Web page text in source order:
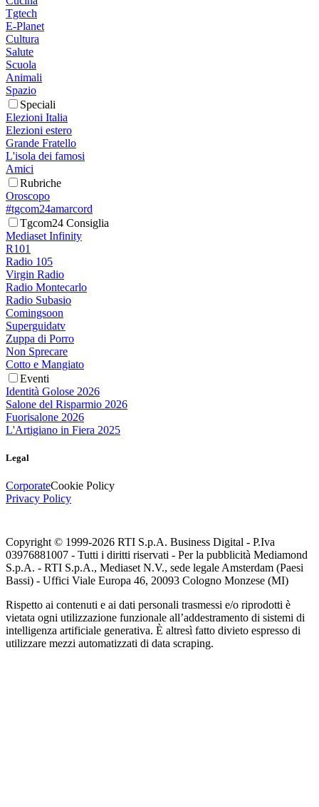
Tgtech
E-Planet
Cultura
Salute
Scuola
Animali
Spazio
Speciali
Elezioni Italia
Elezioni estero
Grande Fratello
L'isola dei famosi
Amici
Rubriche
Oroscopo
#tgcom24amarcord
Tgcom24 Consiglia
Mediaset Infinity
R101
Radio 105
Virgin Radio
Radio Montecarlo
Radio Subasio
Comingsoon
Superguidatv
Zuppa di Porro
Non Sprecare
Cotto e Mangiato
Eventi
Identità Golose 2026
Salone del Risparmio 2026
Fuorisalone 2026
L'Artigiano in Fiera 2025
Legal
CorporateCookie Policy
Privacy Policy
Copyright © 1999-2026 RTI S.p.A. Business Digital - P.Iva
03976881007 - Tutti i diritti riservati - Per la pubblicità Mediamond
S.p.A. - RTI S.p.A., Mediaset N.V., sede legale Amsterdam (Paesi
Bassi) - Uffici Viale Europa 46, 20093 Cologno Monzese (MI)
Rispetto ai contenuti e ai dati personali trasmessi e/o riprodotti è
vietata ogni utilizzazione funzionale all’addestramento di sistemi di
intelligenza artificiale generativa. È altresì fatto divieto espresso di
utilizzare mezzi automatizzati di data scraping.